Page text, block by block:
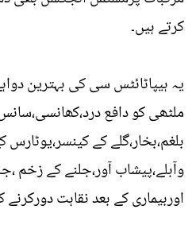
کرتے ہیں۔
یہ ہیپاٹائٹس سی کی بہترین
ملٹھی کو دافع
بلغم،بخار،گلے کے
وآبلے،پیشاب آور،جلنے کے زخم
اوربیماری کے بعد نقاہت دورکرنے